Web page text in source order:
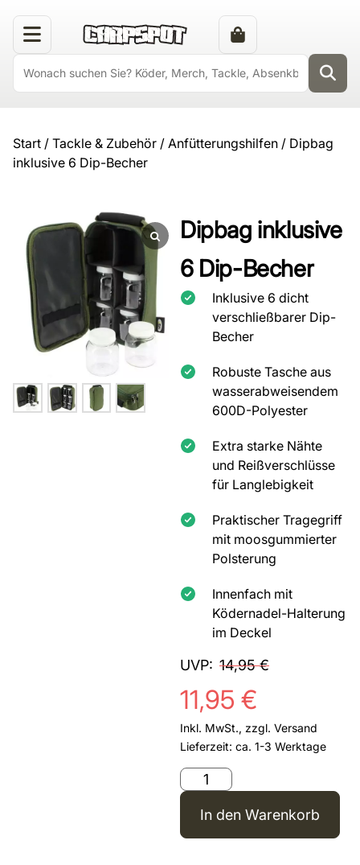
Start / Tackle & Zubehör / Anfütterungshilfen / Dipbag
inklusive 6 Dip-Becher
Dipbag inklusive
6 Dip-Becher
Inklusive 6 dicht
verschließbarer Dip-
Becher
Robuste Tasche aus
wasserabweisendem
600D-Polyester
Extra starke Nähte
und Reißverschlüsse
für Langlebigkeit
Praktischer Tragegriff
mit moosgummierter
Polsterung
Innenfach mit
Ködernadel-Halterung
im Deckel
UVP: 14,95€
11,95 €
Inkl. MwSt., zzgl. Versand
Lieferzeit: ca. 1-3 Werktage
In den Warenkorb